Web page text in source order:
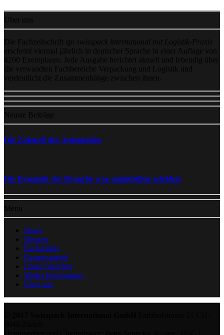
Über uns
Die Fachzeitschrift
spi swisspack international mit Logistik-Praxis
erscheint viermal jährlich in deutscher Sprache in einer Auflage von
4200 Exemplaren. Jede Ausgabe berichtet aktuell und lebendig über
die verwandten Fachbereiche Verpackung und Logistik und
verdeutlicht die Zusammenhänge zwischen ihnen.
Neuste Beiträge
Die Zukunft der Automation
Die Dynamik der Branche war unmittelbar erlebbar
Menu
News
Messen
Fachartikel
Firmenspiegel
Unser Angebot
Media Information
Über uns